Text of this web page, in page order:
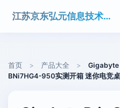
江苏京东弘元信息技术有限公司
首页 > 产品大全 >
Gigabyte
BNi7HG4-950实测开箱 迷你电竞